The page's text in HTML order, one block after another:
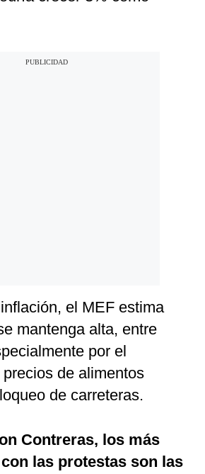
el MEF estima
mantenga alta, entre
por el
de alimentos
de carreteras.
Contreras, los más
las protestas son las